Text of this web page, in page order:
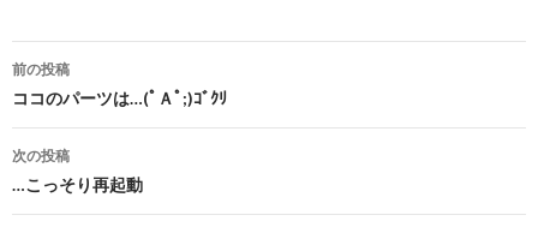
投
稿
ナ
前の投稿
ココのパーツは…(ﾟＡﾟ;)ｺﾞｸﾘ
次の投稿
…こっそり再起動